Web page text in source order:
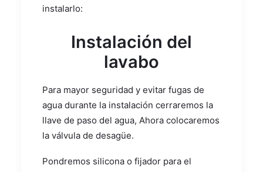
instalarlo:
Instalación del
lavabo
Para mayor seguridad y evitar fugas de
agua durante la instalación cerraremos la
llave de paso del agua, Ahora colocaremos
la válvula de desagüe.
Pondremos silicona o fijador para el